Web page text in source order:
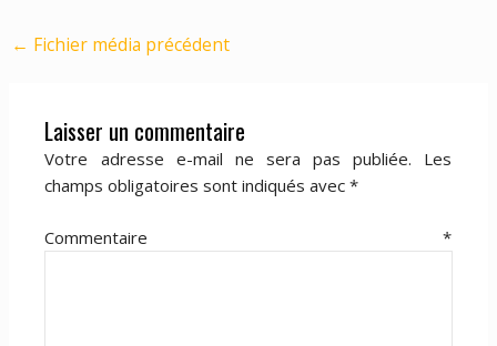
← Fichier média précédent
Laisser un commentaire
Votre adresse e-mail ne sera pas publiée.
Les
champs obligatoires sont indiqués avec*
Commentaire*